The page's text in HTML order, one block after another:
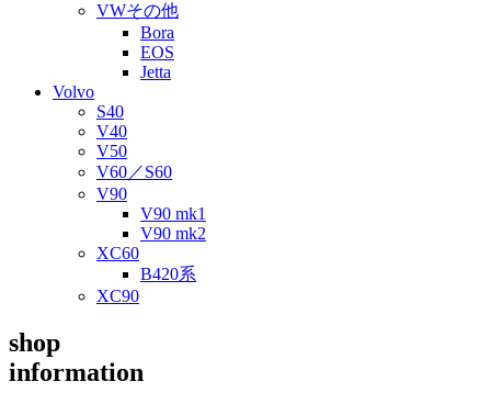
VWその他
Bora
EOS
Jetta
Volvo
S40
V40
V50
V60／S60
V90
V90 mk1
V90 mk2
XC60
B420系
XC90
shop
information